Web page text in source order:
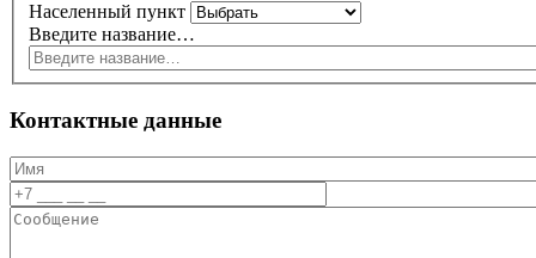
Населенный пункт
Введите название…
Контактные данные